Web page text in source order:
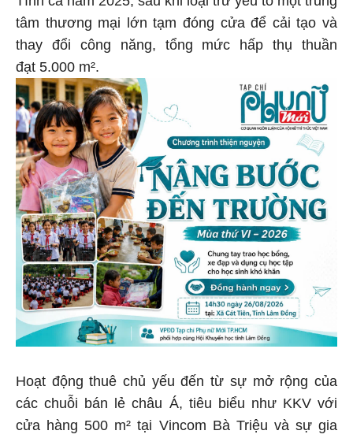
Tính cả năm 2025, sau khi loại trừ yếu tố một trung
tâm thương mại lớn tạm đóng cửa để cải tạo và
thay đổi công năng, tổng mức hấp thụ thuần
đạt 5.000 m².
Hoạt động thuê chủ yếu đến từ sự mở rộng của
các chuỗi bán lẻ châu Á, tiêu biểu như KKV với
cửa hàng 500 m² tại Vincom Bà Triệu và sự gia